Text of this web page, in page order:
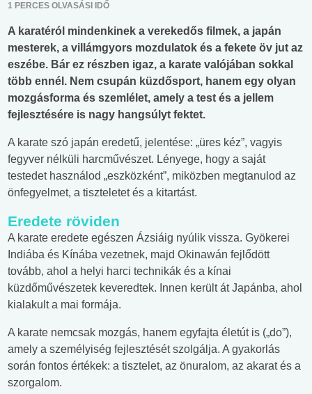
1 PERCES OLVASÁSI IDŐ
A karatéról mindenkinek a verekedős filmek, a japán
mesterek, a villámgyors mozdulatok és a fekete öv jut az
eszébe. Bár ez részben igaz, a karate valójában sokkal
több ennél. Nem csupán küzdősport, hanem egy olyan
mozgásforma és szemlélet, amely a test és a jellem
fejlesztésére is nagy hangsúlyt fektet.
A karate szó japán eredetű, jelentése: „üres kéz”, vagyis
fegyver nélküli harcművészet. Lényege, hogy a saját
testedet használod „eszközként”, miközben megtanulod az
önfegyelmet, a tiszteletet és a kitartást.
Eredete röviden
A karate eredete egészen Ázsiáig nyúlik vissza. Gyökerei
Indiába és Kínába vezetnek, majd Okinawán fejlődött
tovább, ahol a helyi harci technikák és a kínai
küzdőművészetek keveredtek. Innen került át Japánba, ahol
kialakult a mai formája.
A karate nemcsak mozgás, hanem egyfajta életút is („do”),
amely a személyiség fejlesztését szolgálja. A gyakorlás
során fontos értékek: a tisztelet, az önuralom, az akarat és a
szorgalom.